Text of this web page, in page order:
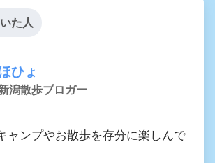
た人
ひょ
潟散歩ブロガー
ャンプやお散歩を存分に楽しんで